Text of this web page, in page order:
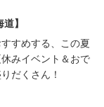
】
すめする、この夏
みイベント＆おで
だくさん！